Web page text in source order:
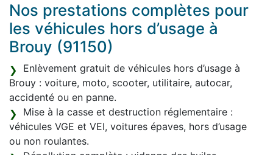
Nos prestations complètes pour
les véhicules hors d’usage à
Brouy (91150)
Enlèvement gratuit de véhicules hors d’usage à
Brouy : voiture, moto, scooter, utilitaire, autocar,
accidenté ou en panne.
Mise à la casse et destruction réglementaire :
véhicules VGE et VEI, voitures épaves, hors d’usage
ou non roulantes.